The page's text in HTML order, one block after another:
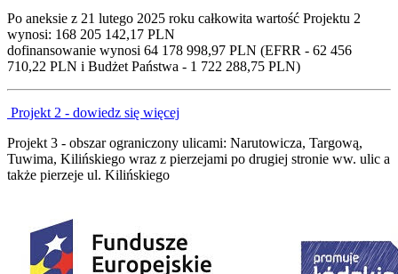
Po aneksie z 21 lutego 2025 roku całkowita wartość Projektu 2
wynosi: 168 205 142,17 PLN
dofinansowanie wynosi 64 178 998,97 PLN (EFRR - 62 456
710,22 PLN i Budżet Państwa - 1 722 288,75 PLN)
Projekt 2 - dowiedz się więcej
Projekt 3 - obszar ograniczony ulicami: Narutowicza, Targową,
Tuwima, Kilińskiego wraz z pierzejami po drugiej stronie ww. ulic a
także pierzeje ul. Kilińskiego